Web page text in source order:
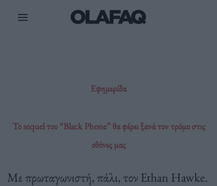
Εφημερίδα
Το sequel του “Black Phone” θα φέρει ξανά τον τρόμο στις
οθόνες μας
Με πρωταγωνιστή, πάλι, τον Ethan Hawke.